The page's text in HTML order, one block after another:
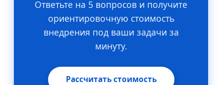
Ответьте на 5 вопросов и получите
ориентировочную стоимость
внедрения под ваши задачи за
минуту.
Рассчитать стоимость